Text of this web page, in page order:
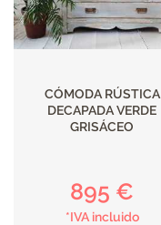
CÓMODA RÚSTICA
DECAPADA VERDE
GRISÁCEO
895 €
*IVA incluido